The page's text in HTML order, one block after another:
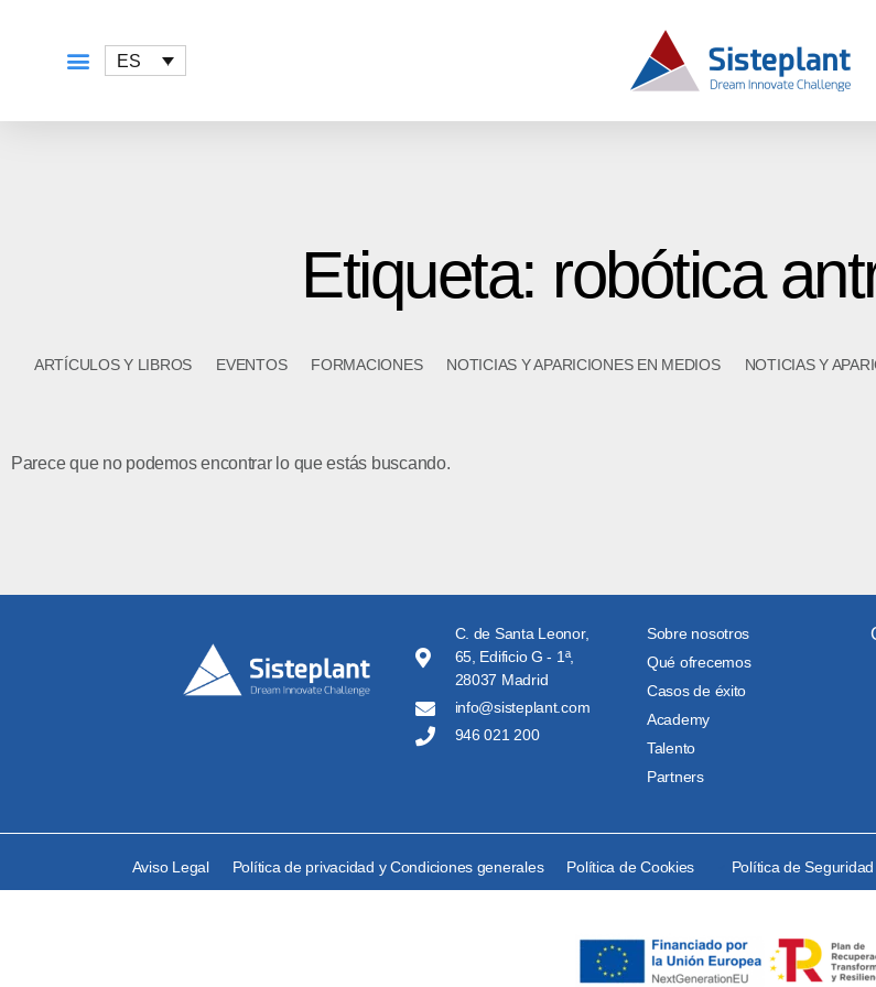
ES
Etiqueta: robótica
ARTÍCULOS Y LIBROS EVENTOS FORMACIONES NOTICIAS Y APARICIONES EN MEDIOS NOTICIAS Y
Parece que no podemos encontrar lo que estás buscando.
C. de Santa Leonor,
65, Edificio G - 1ª,
28037 Madrid
info@sisteplant.com
946 021 200
Sobre nosotros
Qué ofrecemos
Casos de éxito
Academy
Talento
Partners
Aviso Legal Política de privacidad y Condiciones generales Política de Cookies Política de